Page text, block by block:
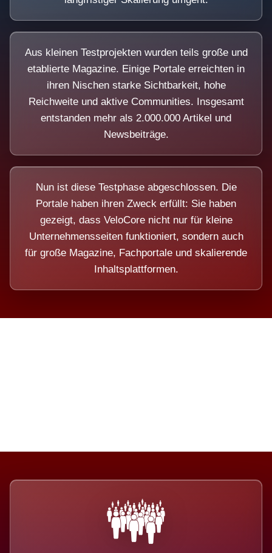
Aus kleinen Testprojekten wurden teils große und
etablierte Magazine. Einige Portale erreichten in
ihren Nischen starke Sichtbarkeit, hohe
Reichweite und aktive Communities. Insgesamt
entstanden mehr als 2.000.000 Artikel und
Newsbeiträge.
Nun ist diese Testphase abgeschlossen. Die
Portale haben ihren Zweck erfüllt: Sie haben
gezeigt, dass VeloCore nicht nur für kleine
Unternehmensseiten funktioniert, sondern auch
für große Magazine, Fachportale und skalierende
Inhaltsplattformen.